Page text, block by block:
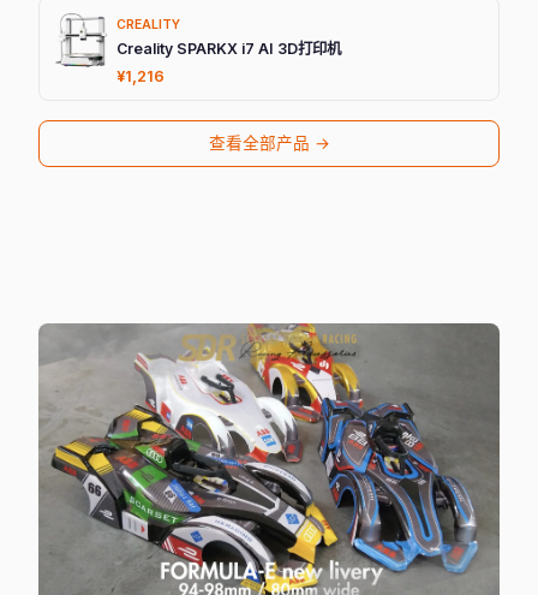
CREALITY
Creality SPARKX i7 AI 3D打印机
¥1,216
查看全部产品 →